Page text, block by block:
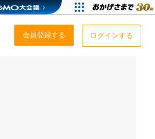
会員登録する ログインする